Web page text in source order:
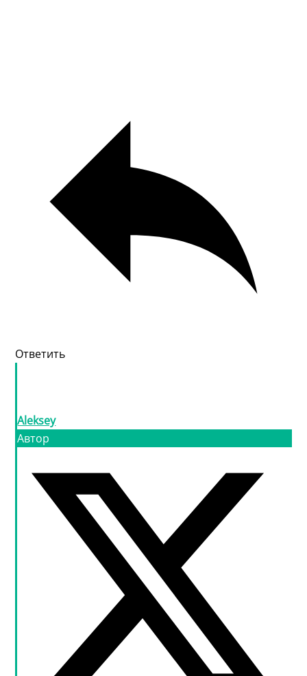
Ответить
Aleksey
Автор